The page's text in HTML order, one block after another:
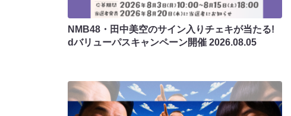
NMB48・田中美空のサイン入りチェキが当たる!
dバリューパスキャンペーン開催 2026.08.05